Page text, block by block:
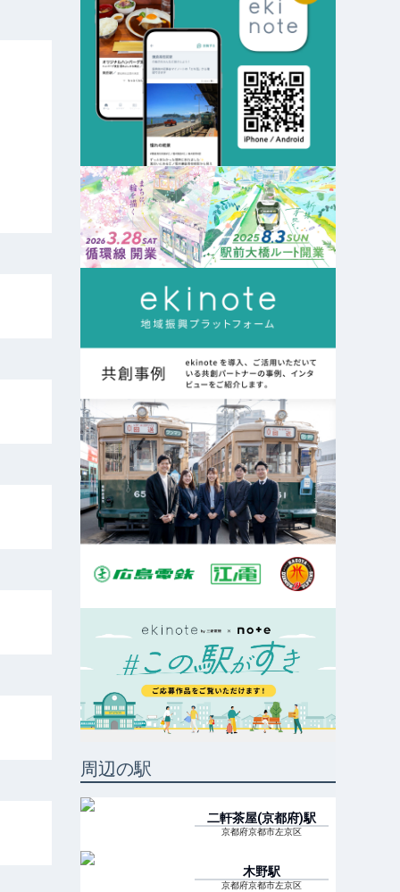
周辺の駅
二軒茶屋(京都府)駅
京都府京都市左京区
木野駅
京都府京都市左京区